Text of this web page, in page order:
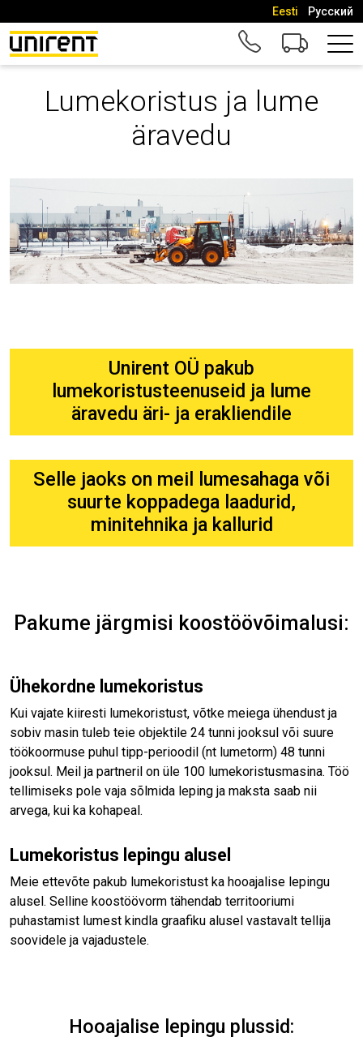
Eesti Русский
Lumekoristus ja lume
äravedu
Unirent OÜ pakub
lumekoristusteenuseid ja lume
äravedu äri- ja erakliendile
Selle jaoks on meil lumesahaga või
suurte koppadega laadurid,
minitehnika ja kallurid
Pakume järgmisi koostöövõimalusi:
Ühekordne lumekoristus
Kui vajate kiiresti lumekoristust, võtke meiega ühendust ja
sobiv masin tuleb teie objektile 24 tunni jooksul või suure
töökoormuse puhul tipp-perioodil (nt lumetorm) 48 tunni
jooksul. Meil ja partneril on üle 100 lumekoristusmasina. Töö
tellimiseks pole vaja sõlmida leping ja maksta saab nii
arvega, kui ka kohapeal.
Lumekoristus lepingu alusel
Meie ettevõte pakub lumekoristust ka hooajalise lepingu
alusel. Selline koostöövorm tähendab territooriumi
puhastamist lumest kindla graafiku alusel vastavalt tellija
soovidele ja vajadustele.
Hooajalise lepingu plussid: